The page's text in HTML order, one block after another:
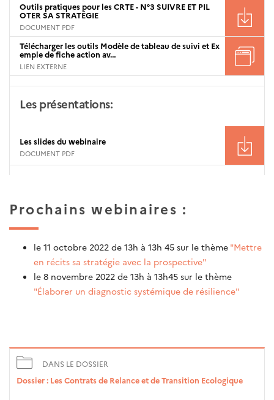
Outils pratiques pour les CRTE - N°3 SUIVRE ET PIL
OTER SA STRATÉGIE
DOCUMENT PDF
Télécharger les outils Modèle de tableau de suivi et Ex
emple de fiche action av…
LIEN EXTERNE
Les présentations:
Les slides du webinaire
DOCUMENT PDF
Prochains webinaires :
le 11 octobre 2022 de 13h à 13h 45 sur le thème "Mettre
en récits sa stratégie avec la prospective"
le 8 novembre 2022 de 13h à 13h45 sur le thème
"Élaborer un diagnostic systémique de résilience"
DANS LE DOSSIER
Dossier : Les Contrats de Relance et de Transition Ecologique